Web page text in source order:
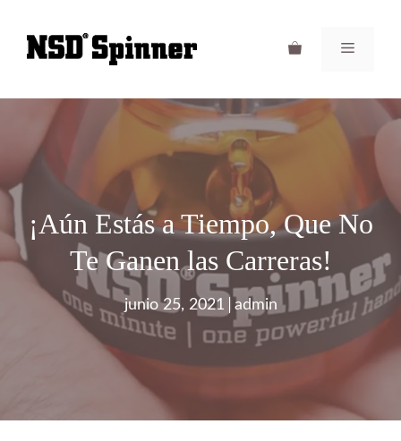
contenido
Menú
¡Aún Estás a Tiempo, Que No
Te Ganen las Carreras!
junio 25, 2021 admin